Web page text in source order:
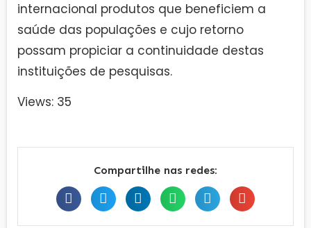
internacional produtos que beneficiem a
saúde das populações e cujo retorno
possam propiciar a continuidade destas
instituições de pesquisas.
Views: 35
Compartilhe nas redes: